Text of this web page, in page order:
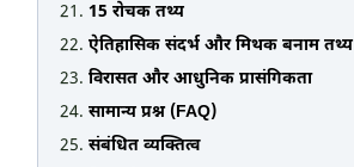
15 रोचक तथ्य
ऐतिहासिक संदर्भ और मिथक बनाम तथ्य
विरासत और आधुनिक प्रासंगिकता
सामान्य प्रश्न (FAQ)
संबंधित व्यक्तित्व